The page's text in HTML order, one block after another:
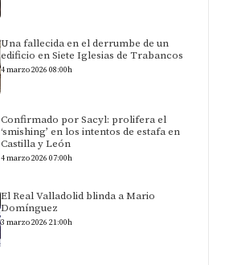
Una fallecida en el derrumbe de un
edificio en Siete Iglesias de Trabancos
4 marzo 2026 08:00h
Confirmado por Sacyl: prolifera el
‘smishing’ en los intentos de estafa en
Castilla y León
4 marzo 2026 07:00h
El Real Valladolid blinda a Mario
Domínguez
3 marzo 2026 21:00h